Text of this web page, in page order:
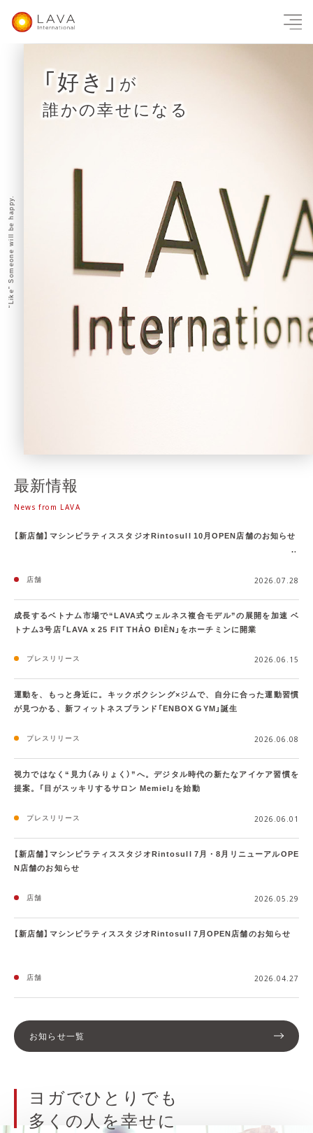
“Like” Someone will be happy.
「好き」が
誰かの幸せになる
最新情報
News from LAVA
2026.07.28
【新店舗】マシンピラティススタジオRintosull 10月OPEN店舗のお知らせ
店舗
2026.06.15
成長するベトナム市場で“LAVA式ウェルネス複合モデル”の展開を加速 ベ
トナム3号店「LAVA x 25 FIT THẢO ĐIỀN」をホーチミンに開業
プレスリリース
2026.06.08
運動を、もっと身近に。キックボクシング×ジムで、自分に合った運動習慣
が見つかる、新フィットネスブランド「ENBOX GYM」誕生
プレスリリース
2026.06.01
視力ではなく“見力（みりょく）”へ。デジタル時代の新たなアイケア習慣を
提案。「目がスッキリするサロン Memiel」を始動
プレスリリース
2026.05.29
【新店舗】マシンピラティススタジオRintosull 7月・8月リニューアルOPE
N店舗のお知らせ
店舗
2026.04.27
【新店舗】マシンピラティススタジオRintosull 7月OPEN店舗のお知らせ
店舗
お知らせ一覧
ヨガでひとりでも
多くの人を幸せに